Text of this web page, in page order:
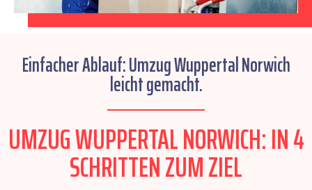
Einfacher Ablauf: Umzug Wuppertal Norwich
leicht gemacht.
UMZUG WUPPERTAL NORWICH: IN 4
SCHRITTEN ZUM ZIEL